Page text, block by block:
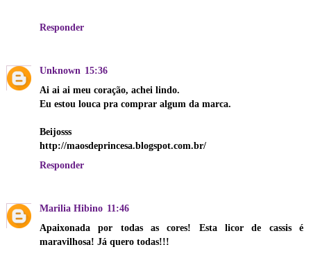
Responder
Unknown 15:36
Ai ai ai meu coração, achei lindo.
Eu estou louca pra comprar algum da marca.
Beijosss
http://maosdeprincesa.blogspot.com.br/
Responder
Marilia Hibino 11:46
Apaixonada por todas as cores! Esta licor de cassis é
maravilhosa! Já quero todas!!!